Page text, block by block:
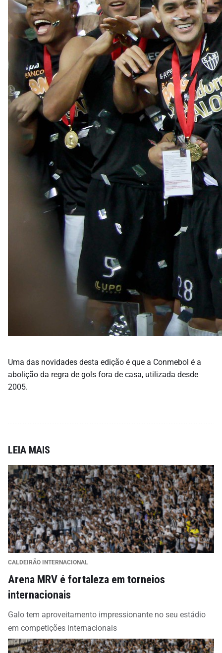
Uma das novidades desta edição é que a Conmebol é a
abolição da regra de gols fora de casa, utilizada desde
2005.
LEIA MAIS
CALDEIRÃO INTERNACIONAL
Arena MRV é fortaleza em torneios
internacionais
Galo tem aproveitamento impressionante no seu estádio
em competições internacionais